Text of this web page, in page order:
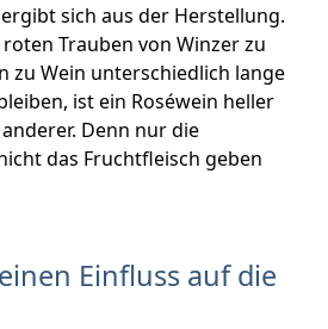
sich aus der Herstellung.
Trauben von Winzer zu
zu Wein unterschiedlich lange
ist ein Roséwein heller
Denn nur die
das Fruchtfleisch geben
Einfluss auf die